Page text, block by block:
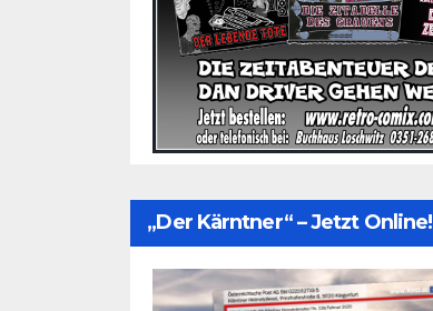
„Der Kärntner“ – Jetzt Online!